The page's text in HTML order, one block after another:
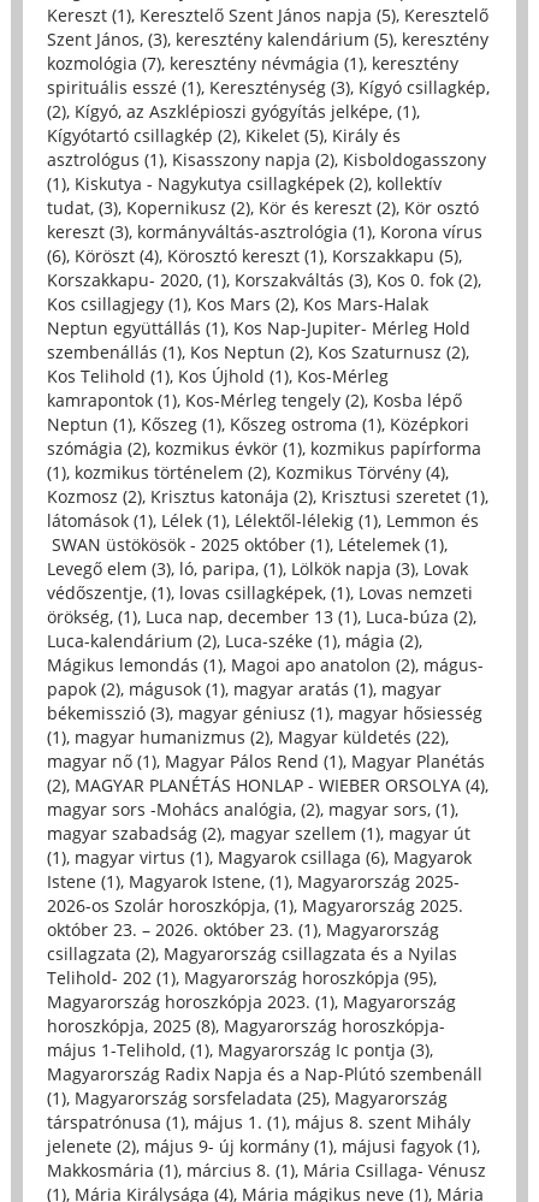
Kereszt (1), Keresztelő Szent János napja (5), Keresztelő
Szent János, (3), keresztény kalendárium (5), keresztény
kozmológia (7), keresztény névmágia (1), keresztény
spirituális esszé (1), Kereszténység (3), Kígyó csillagkép,
(2), Kígyó, az Aszklépioszi gyógyítás jelképe, (1),
Kígyótartó csillagkép (2), Kikelet (5), Király és
asztrológus (1), Kisasszony napja (2), Kisboldogasszony
(1), Kiskutya - Nagykutya csillagképek (2), kollektív
tudat, (3), Kopernikusz (2), Kör és kereszt (2), Kör osztó
kereszt (3), kormányváltás-asztrológia (1), Korona vírus
(6), Köröszt (4), Körosztó kereszt (1), Korszakkapu (5),
Korszakkapu- 2020, (1), Korszakváltás (3), Kos 0. fok (2),
Kos csillagjegy (1), Kos Mars (2), Kos Mars-Halak
Neptun együttállás (1), Kos Nap-Jupiter- Mérleg Hold
szembenállás (1), Kos Neptun (2), Kos Szaturnusz (2),
Kos Telihold (1), Kos Újhold (1), Kos-Mérleg
kamrapontok (1), Kos-Mérleg tengely (2), Kosba lépő
Neptun (1), Kőszeg (1), Kőszeg ostroma (1), Középkori
szómágia (2), kozmikus évkör (1), kozmikus papírforma
(1), kozmikus történelem (2), Kozmikus Törvény (4),
Kozmosz (2), Krisztus katonája (2), Krisztusi szeretet (1),
látomások (1), Lélek (1), Lélektől-lélekig (1), Lemmon és
SWAN üstökösök - 2025 október (1), Lételemek (1),
Levegő elem (3), ló, paripa, (1), Lölkök napja (3), Lovak
védőszentje, (1), lovas csillagképek, (1), Lovas nemzeti
örökség, (1), Luca nap, december 13 (1), Luca-búza (2),
Luca-kalendárium (2), Luca-széke (1), mágia (2),
Mágikus lemondás (1), Magoi apo anatolon (2), mágus-
papok (2), mágusok (1), magyar aratás (1), magyar
békemisszió (3), magyar géniusz (1), magyar hősiesség
(1), magyar humanizmus (2), Magyar küldetés (22),
magyar nő (1), Magyar Pálos Rend (1), Magyar Planétás
(2), MAGYAR PLANÉTÁS HONLAP - WIEBER ORSOLYA (4),
magyar sors -Mohács analógia, (2), magyar sors, (1),
magyar szabadság (2), magyar szellem (1), magyar út
(1), magyar virtus (1), Magyarok csillaga (6), Magyarok
Istene (1), Magyarok Istene, (1), Magyarország 2025-
2026-os Szolár horoszkópja, (1), Magyarország 2025.
október 23. – 2026. október 23. (1), Magyarország
csillagzata (2), Magyarország csillagzata és a Nyilas
Telihold- 202 (1), Magyarország horoszkópja (95),
Magyarország horoszkópja 2023. (1), Magyarország
horoszkópja, 2025 (8), Magyarország horoszkópja-
május 1-Telihold, (1), Magyarország Ic pontja (3),
Magyarország Radix Napja és a Nap-Plútó szembenáll
(1), Magyarország sorsfeladata (25), Magyarország
társpatrónusa (1), május 1. (1), május 8. szent Mihály
jelenete (2), május 9- új kormány (1), májusi fagyok (1),
Makkosmária (1), március 8. (1), Mária Csillaga- Vénusz
(1), Mária Királysága (4), Mária mágikus neve (1), Mária